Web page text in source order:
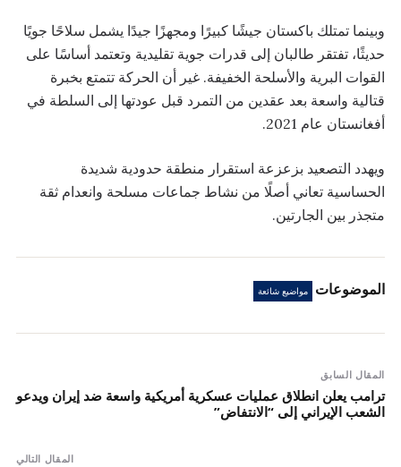
وبينما تمتلك باكستان جيشًا كبيرًا ومجهزًا جيدًا يشمل سلاحًا جويًا
حديثًا، تفتقر طالبان إلى قدرات جوية تقليدية وتعتمد أساسًا على
القوات البرية والأسلحة الخفيفة. غير أن الحركة تتمتع بخبرة
قتالية واسعة بعد عقدين من التمرد قبل عودتها إلى السلطة في
أفغانستان عام 2021.
ويهدد التصعيد بزعزعة استقرار منطقة حدودية شديدة
الحساسية تعاني أصلًا من نشاط جماعات مسلحة وانعدام ثقة
متجذر بين الجارتين.
الموضوعات مواضيع شائعة
المقال السابق
ترامب يعلن انطلاق عمليات عسكرية أمريكية واسعة ضد إيران ويدعو
الشعب الإيراني إلى “الانتفاض”
المقال التالي